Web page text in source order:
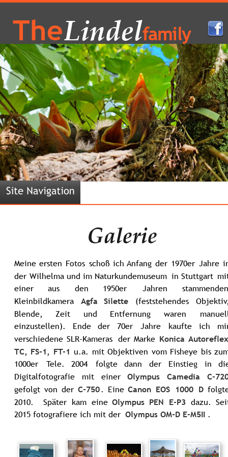
TheLindelfamily
Galerie
Meine ersten Fotos schoß ich Anfang der 1970er Jahre
der Wilhelma und im Naturkundemuseum in Stuttgart
einer
aus den 1950er Jahren
Kleinbildkamera
Agfa Silette (feststehendes
Blende,
Zeit und Entfernung waren
einzustellen).
Ende der 70er Jahre kaufte ich
verschiedene SLR-Kameras der Marke Konica
TC, FS-1, FT-1 u.a. mit Objektiven vom Fisheye bis
1000er
Tele. 2004 folgte dann der Einstieg in
Digitalfotografie
mit einer Olympus Camedia
C-
gefolgt von der C-750. Eine Canon EOS 1000 D
2010.
Später kam eine Olympus PEN E-P3 dazu.
2015 fotografiere ich mit der Olympus OM-D E-M5II .